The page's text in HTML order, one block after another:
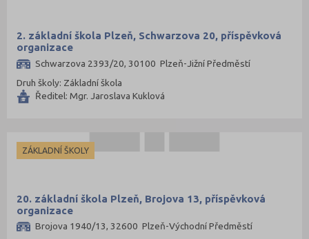
2. základní škola Plzeň, Schwarzova 20, příspěvková
organizace
Schwarzova 2393/20, 30100 Plzeň-Jižní Předměstí
Druh školy: Základní škola
Ředitel: Mgr. Jaroslava Kuklová
ZÁKLADNÍ ŠKOLY
20. základní škola Plzeň, Brojova 13, příspěvková
organizace
Brojova 1940/13, 32600 Plzeň-Východní Předměstí